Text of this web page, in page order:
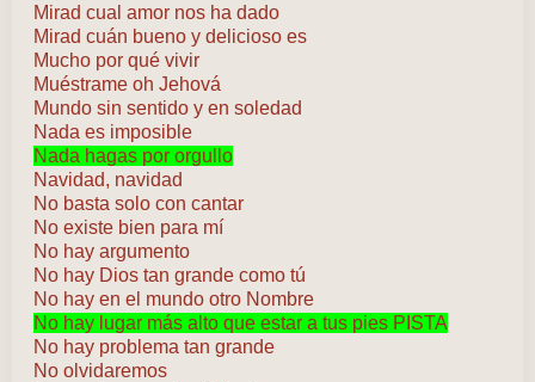
Mirad cual amor nos ha dado
Mirad cuán bueno y delicioso es
Mucho por qué vivir
Muéstrame oh Jehová
Mundo sin sentido y en soledad
Nada es imposible
Nada hagas por orgullo
Navidad, navidad
No basta solo con cantar
No existe bien para mí
No hay argumento
No hay Dios tan grande como tú
No hay en el mundo otro Nombre
No hay lugar más alto que estar a tus pies PISTA
No hay problema tan grande
No olvidaremos